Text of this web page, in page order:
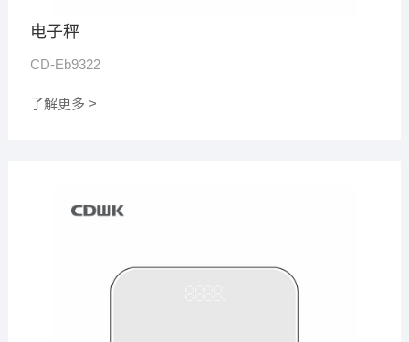
电子秤
CD-Eb9322
了解更多 >